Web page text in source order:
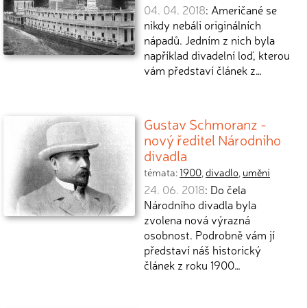
04. 04. 2018: Američané se
nikdy nebáli originálních
nápadů. Jedním z nich byla
například divadelní loď, kterou
vám představí článek z…
Gustav Schmoranz -
nový ředitel Národního
divadla
témata:1900,divadlo, umění
24. 06. 2018: Do čela
Národního divadla byla
zvolena nová výrazná
osobnost. Podrobně vám jí
představí náš historický
článek z roku 1900…